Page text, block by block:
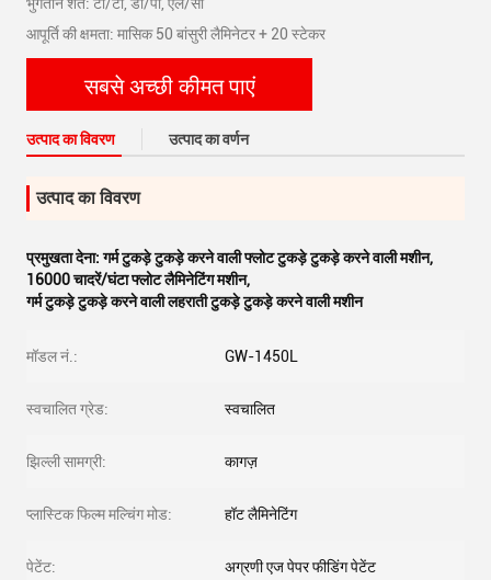
आपूर्ति की क्षमता: मासिक 50 बांसुरी लैमिनेटर + 20 स्टेकर
सबसे अच्छी कीमत पाएं
उत्पाद का विवरण उत्पाद का वर्णन
उत्पाद का विवरण
प्रमुखता देना:गर्म टुकड़े टुकड़े करने वाली फ्लोट टुकड़े टुकड़े करने वाली मशीन,
16000 चादरें/घंटा फ्लोट लैमिनेटिंग मशीन,
गर्म टुकड़े टुकड़े करने वाली लहराती टुकड़े टुकड़े करने वाली मशीन
मॉडल नं.: GW-1450L
स्वचालित ग्रेड: स्वचालित
झिल्ली सामग्री: कागज़
प्लास्टिक फिल्म मल्चिंग मोड: हॉट लैमिनेटिंग
पेटेंट: अग्रणी एज पेपर फीडिंग पेटेंट